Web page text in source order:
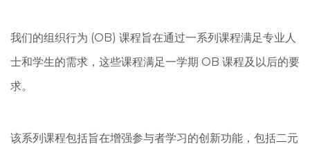
我们的组织行为 (OB) 课程旨在通过一系列课程满足专业人
士和学生的需求，这些课程满足一学期 OB 课程及以后的要
求。
该系列课程包括旨在增强参与者学习的创新功能，包括二元